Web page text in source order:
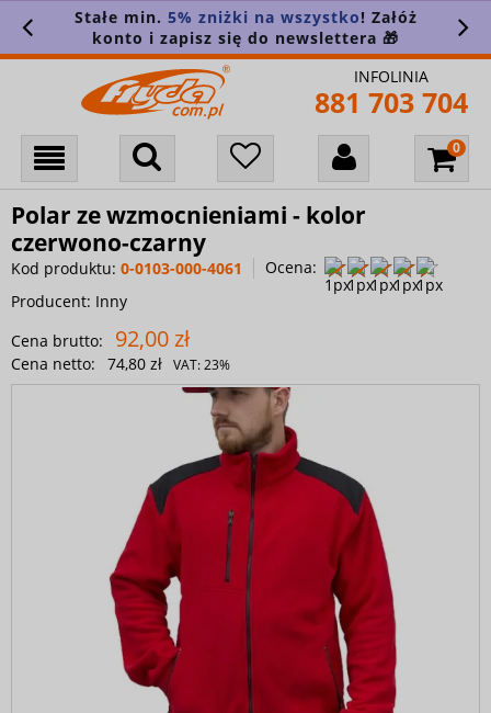
Stałe min. 5% zniżki na wszystko! Załóż
konto i zapisz się do newslettera 🎁
INFOLINIA
881 703 704
Polar ze wzmocnieniami - kolor
czerwono-czarny
Kod produktu: 0-0103-000-4061
Ocena:
Producent: Inny
Cena brutto:
92,00 zł
Cena netto: 74,80 zł VAT:23%